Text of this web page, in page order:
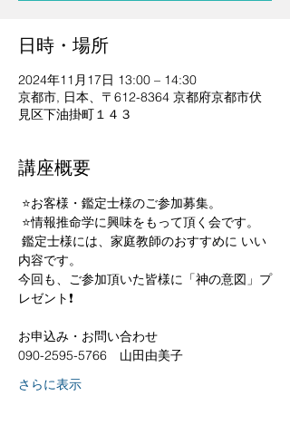
日時・場所
2024年11月17日 13:00 – 14:30
京都市, 日本、〒612-8364 京都府京都市伏
見区下油掛町１４３
講座概要
⭐お客様・鑑定士様のご参加募集。
⭐情報推命学に興味をもって頂く会です。
内容です。
今回も、ご参加頂いた皆様に「神の意図」プ
レゼント❗
お申込み・お問い合わせ
090-2595-5766　山田由美子
さらに表示